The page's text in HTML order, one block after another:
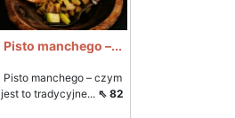
Pisto manchego –...
Pisto manchego – czym
jest to tradycyjne... ⇖ 82